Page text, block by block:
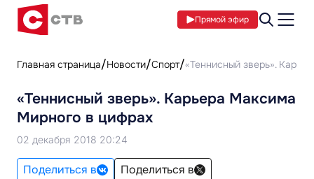
Прямой эфир
Главная страница Новости Спорт «Теннисный зверь».
«Теннисный зверь». Карьера Максима
Мирного в цифрах
02 декабря 2018 20:24
Поделиться в
Поделиться в